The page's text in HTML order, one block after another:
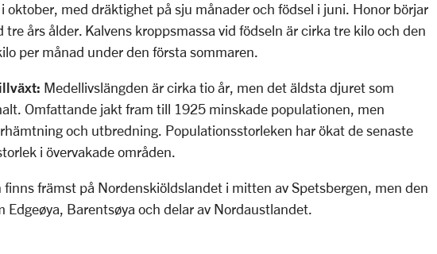
oktober, med dräktighet på sju månader och födsel i juni. Honor börjar
års ålder. Kalvens kroppsmassa vid födseln är cirka tre kilo och den
per månad under den första sommaren.
Medellivslängden är cirka tio år, men det äldsta djuret som
Omfattande jakt fram till 1925 minskade populationen, men
och utbredning. Populationsstorleken har ökat de senaste
i övervakade områden.
finns främst på Nordenskiöldslandet i mitten av Spetsbergen, men den
Edgeøya, Barentsøya och delar av Nordaustlandet.